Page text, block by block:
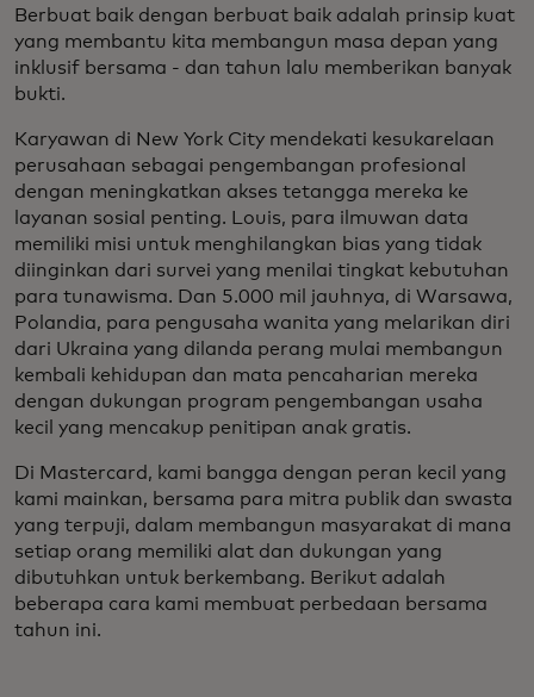
Berbuat baik dengan berbuat baik adalah prinsip kuat
yang membantu kita membangun masa depan yang
inklusif bersama - dan tahun lalu memberikan banyak
bukti.
Karyawan di New York City mendekati kesukarelaan
perusahaan sebagai pengembangan profesional
dengan meningkatkan akses tetangga mereka ke
layanan sosial penting. Louis, para ilmuwan data
memiliki misi untuk menghilangkan bias yang tidak
diinginkan dari survei yang menilai tingkat kebutuhan
para tunawisma. Dan 5.000 mil jauhnya, di Warsawa,
Polandia, para pengusaha wanita yang melarikan diri
dari Ukraina yang dilanda perang mulai membangun
kembali kehidupan dan mata pencaharian mereka
dengan dukungan program pengembangan usaha
kecil yang mencakup penitipan anak gratis.
Di Mastercard, kami bangga dengan peran kecil yang
kami mainkan, bersama para mitra publik dan swasta
yang terpuji, dalam membangun masyarakat di mana
setiap orang memiliki alat dan dukungan yang
dibutuhkan untuk berkembang. Berikut adalah
beberapa cara kami membuat perbedaan bersama
tahun ini.